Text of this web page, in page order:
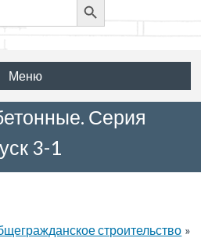
Search
Button
Меню
Серия
3-1
строительство »